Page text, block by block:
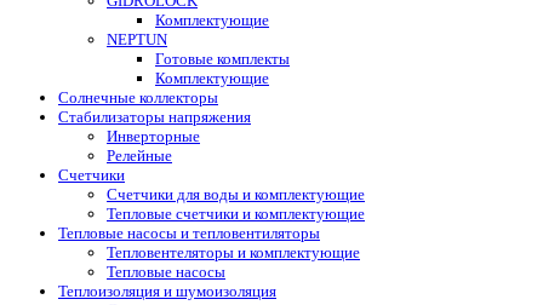
Комплектующие
NEPTUN
Готовые комплекты
Комплектующие
Солнечные коллекторы
Стабилизаторы напряжения
Инверторные
Релейные
Счетчики
Счетчики для воды и комплектующие
Тепловые счетчики и комплектующие
Тепловые насосы и тепловентиляторы
Тепловентеляторы и комплектующие
Тепловые насосы
Теплоизоляция и шумоизоляция